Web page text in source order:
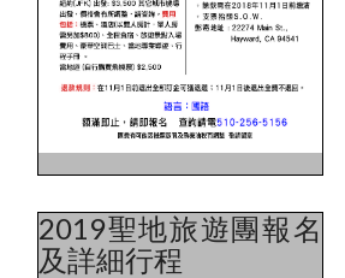
2019聖地旅遊團報名
及詳細行程